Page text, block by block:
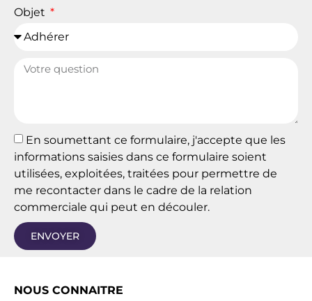
Objet
En soumettant ce formulaire, j'accepte que les
informations saisies dans ce formulaire soient
utilisées, exploitées, traitées pour permettre de
me recontacter dans le cadre de la relation
commerciale qui peut en découler.
ENVOYER
NOUS CONNAITRE